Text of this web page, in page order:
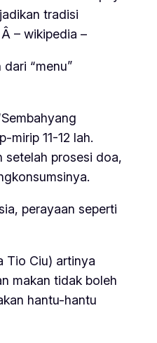
tradisi
– wikipedia –
“menu”
Sembahyang
mirip 11-12 lah.
setelah prosesi doa,
perayaan seperti
Tio Ciu) artinya
makan tidak boleh
hantu-hantu